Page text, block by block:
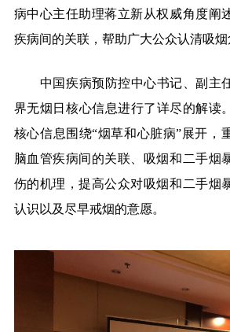
病中心主任助理蒋立新从权威角度阐
疾病间的关联，帮助广大公众认清吸烟
中国疾病预防控中心书记、副主
界无烟日核心信息进行了详尽的解读。
核心信息围绕“烟草和心脏病”展开，
脑血管疾病间的关联、吸烟和二手烟
伤的机理，提高公众对吸烟和二手烟
认识以及尽早戒烟的意愿。